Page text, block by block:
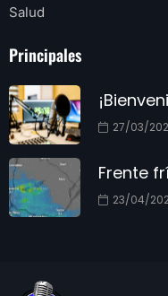
Salud
Principales
27/03/
Frente
23/04/